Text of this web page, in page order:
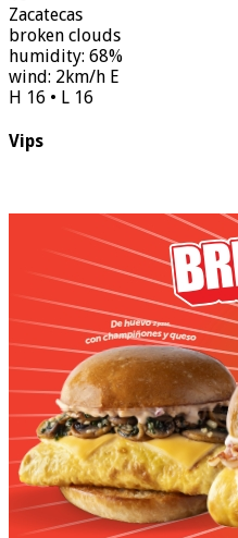
Zacatecas
broken clouds
humidity: 68%
wind: 2km/h E
H 16 • L 16
Vips